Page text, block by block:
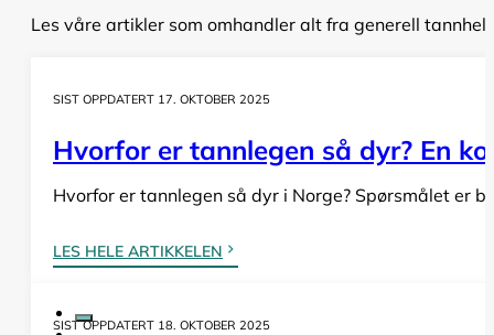
Les våre artikler som omhandler alt fra generell
SIST OPPDATERT 17. OKTOBER 2025
Hvorfor er tannlegen så dyr? En
Hvorfor er tannlegen så dyr i Norge? Spørsmålet er
LES HELE ARTIKKELEN
SIST OPPDATERT 18. OKTOBER 2025